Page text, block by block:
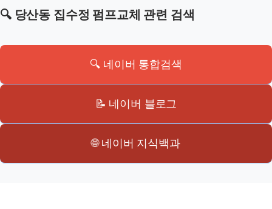
🔍 당산동 집수정 펌프교체 관련 검색
🔍 네이버 통합검색
📝 네이버 블로그
🌐 네이버 지식백과